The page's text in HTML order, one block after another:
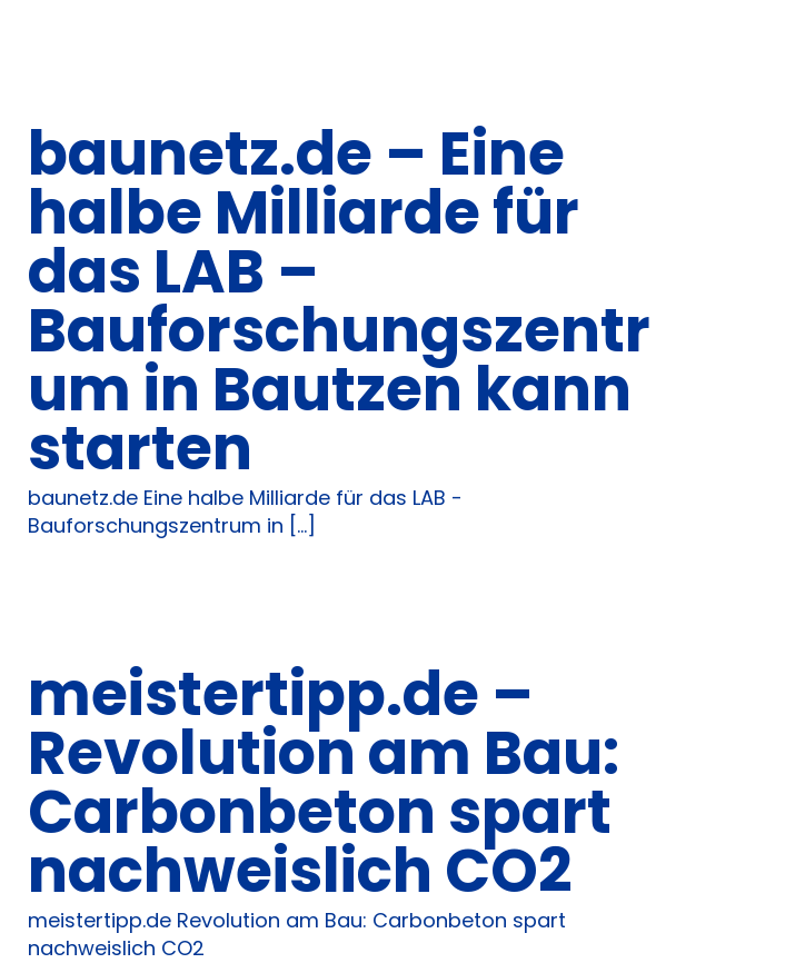
baunetz.de – Eine
halbe Milliarde für
das LAB –
Bauforschungszentr
um in Bautzen kann
starten
baunetz.de Eine halbe Milliarde für das LAB -
Bauforschungszentrum in [...]
meistertipp.de –
Revolution am Bau:
Carbonbeton spart
nachweislich CO2
meistertipp.de Revolution am Bau: Carbonbeton spart
nachweislich CO2